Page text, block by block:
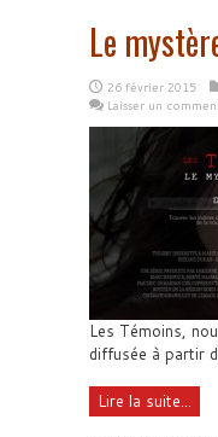
Le
26 février 2015
Laisser un
Les Témoins,
diffusée à partir
Lire la suite...